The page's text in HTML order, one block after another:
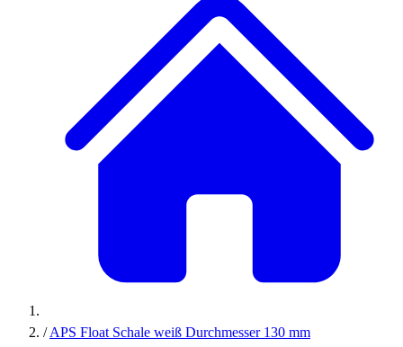
/ APS Float Schale weiß Durchmesser 130 mm